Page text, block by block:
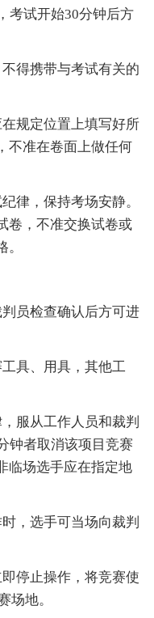
考试开始30分钟后方
得携带与考试有关的
规定位置上填写好所
不准在卷面上做任何
，保持考场安静。
卷，不准交换试卷或
员检查确认后方可进
具、用具，其他工
服从工作人员和裁判
钟者取消该项目竞赛
临场选手应在指定地
，选手可当场向裁判
停止操作，将竞赛使
场地。